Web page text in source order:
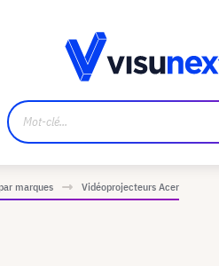
marques Vidéoprojecteurs Acer